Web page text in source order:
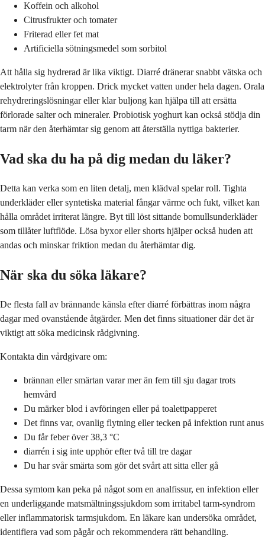
Koffein och alkohol
Citrusfrukter och tomater
Friterad eller fet mat
Artificiella sötningsmedel som sorbitol
Att hålla sig hydrerad är lika viktigt. Diarré dränerar snabbt vätska och
elektrolyter från kroppen. Drick mycket vatten under hela dagen. Orala
rehydreringslösningar eller klar buljong kan hjälpa till att ersätta
förlorade salter och mineraler. Probiotisk yoghurt kan också stödja din
tarm när den återhämtar sig genom att återställa nyttiga bakterier.
Vad ska du ha på dig medan du läker?
Detta kan verka som en liten detalj, men klädval spelar roll. Tighta
underkläder eller syntetiska material fångar värme och fukt, vilket kan
hålla området irriterat längre. Byt till löst sittande bomullsunderkläder
som tillåter luftflöde. Lösa byxor eller shorts hjälper också huden att
andas och minskar friktion medan du återhämtar dig.
När ska du söka läkare?
De flesta fall av brännande känsla efter diarré förbättras inom några
dagar med ovanstående åtgärder. Men det finns situationer där det är
viktigt att söka medicinsk rådgivning.
Kontakta din vårdgivare om:
brännan eller smärtan varar mer än fem till sju dagar trots
hemvård
Du märker blod i avföringen eller på toalettpapperet
Det finns var, ovanlig flytning eller tecken på infektion runt anus
Du får feber över 38,3 °C
diarrén i sig inte upphör efter två till tre dagar
Du har svår smärta som gör det svårt att sitta eller gå
Dessa symtom kan peka på något som en analfissur, en infektion eller
en underliggande matsmältningssjukdom som irritabel tarm-syndrom
eller inflammatorisk tarmsjukdom. En läkare kan undersöka området,
identifiera vad som pågår och rekommendera rätt behandling.